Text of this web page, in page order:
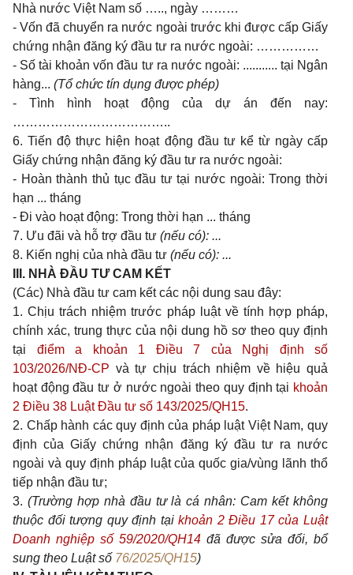
Nhà nước Việt Nam số ….., ngày ………
- Vốn đã chuyển ra nước ngoài trước khi được cấp Giấy
chứng nhận đăng ký đầu tư ra nước ngoài: ……………
- Số tài khoản vốn đầu tư ra nước ngoài: ........... tại Ngân
hàng... (Tổ chức tín dụng được phép)
- Tình hình hoạt động của dự án đến nay:
………………………………..
6. Tiến độ thực hiện hoạt động đầu tư kể từ ngày cấp
Giấy chứng nhận đăng ký đầu tư ra nước ngoài:
- Hoàn thành thủ tục đầu tư tại nước ngoài: Trong thời
hạn ... tháng
- Đi vào hoạt động: Trong thời hạn ... tháng
7. Ưu đãi và hỗ trợ đầu tư (nếu có): ...
8. Kiến nghị của nhà đầu tư (nếu có): ...
III. NHÀ ĐẦU TƯ CAM KẾT
(Các) Nhà đầu tư cam kết các nội dung sau đây:
1. Chịu trách nhiệm trước pháp luật về tính hợp pháp,
chính xác, trung thực của nội dung hồ sơ theo quy định
tại điểm a khoản 1 Điều 7 của Nghị định số
103/2026/NĐ-CP và tự chịu trách nhiệm về hiệu quả
hoạt động đầu tư ở nước ngoài theo quy định tại khoản
2 Điều 38 Luật Đầu tư số 143/2025/QH15.
2. Chấp hành các quy định của pháp luật Việt Nam, quy
định của Giấy chứng nhận đăng ký đầu tư ra nước
ngoài và quy định pháp luật của quốc gia/vùng lãnh thổ
tiếp nhận đầu tư;
3. (Trường hợp nhà đầu tư là cá nhân: Cam kết không
thuộc đối tượng quy định tạikhoản 2 Điều 17 của Luật
Doanh nghiệp số 59/2020/QH14 đã được sửa đổi, bổ
sung theo Luật số 76/2025/QH15)